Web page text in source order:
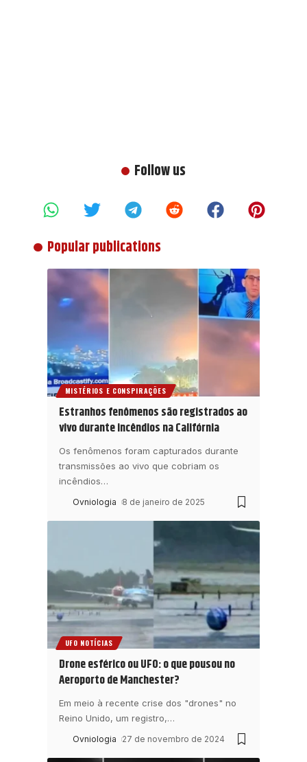
Follow us
Popular publications
MISTÉRIOS E CONSPIRAÇÕES
Estranhos fenômenos são registrados ao
vivo durante incêndios na Califórnia
Os fenômenos foram capturados durante
transmissões ao vivo que cobriam os
incêndios…
Ovniologia 8 de janeiro de 2025
UFO NOTÍCIAS
Drone esférico ou UFO: o que pousou no
Aeroporto de Manchester?
Em meio à recente crise dos "drones" no
Reino Unido, um registro,…
Ovniologia 27 de novembro de 2024